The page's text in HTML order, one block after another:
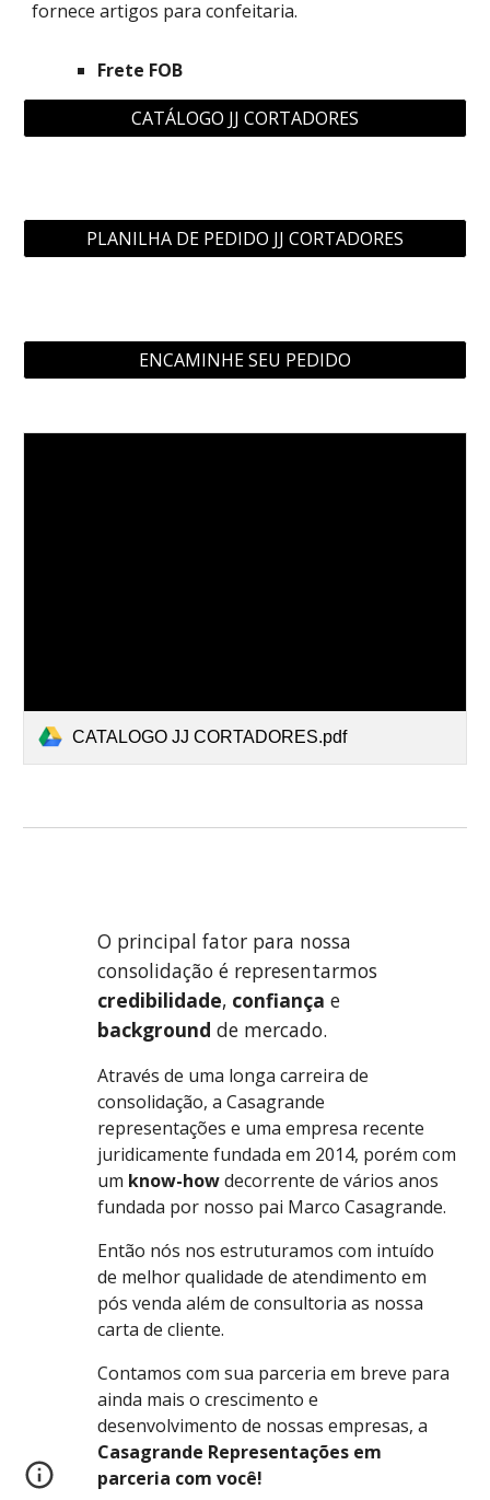
fornece artigos para confeitaria.
Frete FOB
CATÁLOGO JJ CORTADORES
PLANILHA DE PEDIDO JJ CORTADORES
ENCAMINHE SEU PEDIDO
CATALOGO JJ CORTADORES.pdf
O principal fator para nossa
consolidação é representarmos
credibilidade, confiança e
background de mercado.
Através de uma longa carreira de
consolidação, a Casagrande
representações e uma empresa recente
juridicamente fundada em 2014, porém com
um know-howdecorrente de vários anos
fundada por nosso pai Marco Casagrande.
Então nós nos estruturamos com intuído
de melhor qualidade de atendimento em
pós venda além de consultoria as nossa
carta de cliente.
Contamos com sua parceria em breve para
ainda mais o crescimento e
desenvolvimento de nossas empresas, a
Casagrande Representações em
parceria com você!